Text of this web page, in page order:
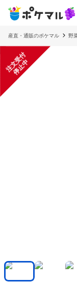
産直・通販のポケマル 野
注
文
受
付
停
止
中